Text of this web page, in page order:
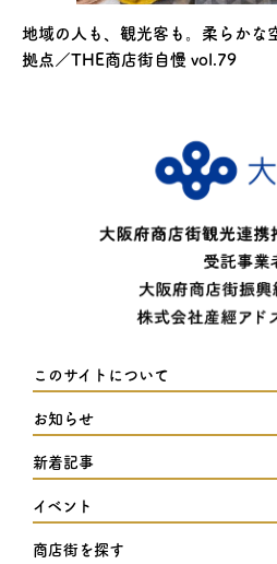
地域の人も、観光客も。柔らかな
拠点／THE商店街自慢 vol.79
このサイトについて
お知らせ
新着記事
イベント
商店街を探す